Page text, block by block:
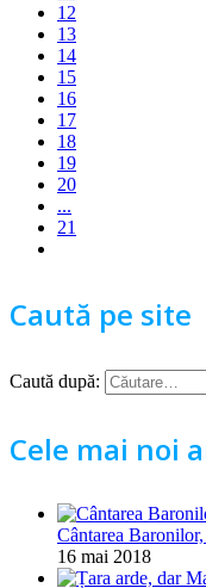
12
13
14
15
16
17
18
19
20
...
21
Caută pe site
Caută după:
Cele mai noi
Cântarea
16 mai 2018